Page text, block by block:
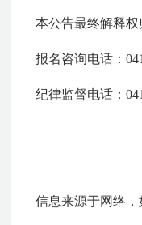
本公告最终解释权
报名咨询电话：
纪律监督电话：
信息来源于网络，